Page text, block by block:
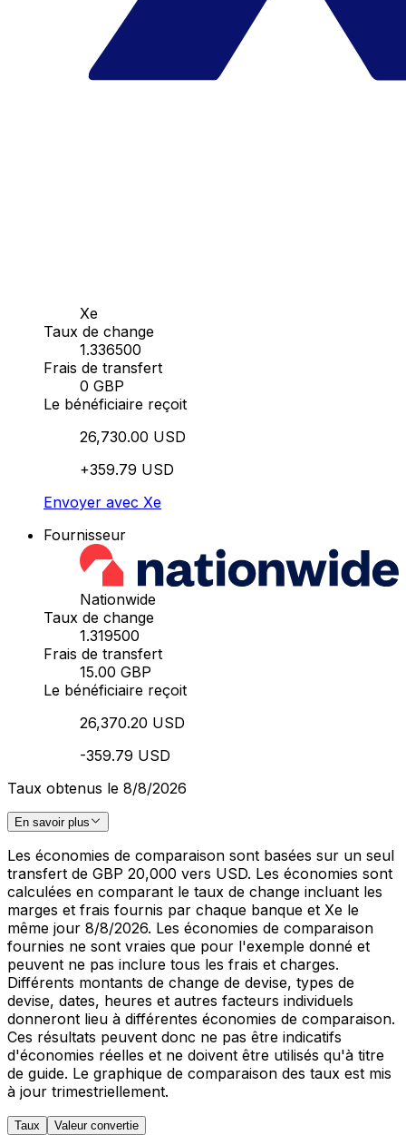
Xe
Taux de change
1.336500
Frais de transfert
0 GBP
Le bénéficiaire reçoit
26,730.00 USD
+359.79 USD
Envoyer avec Xe
Fournisseur
Nationwide
Taux de change
1.319500
Frais de transfert
15.00 GBP
Le bénéficiaire reçoit
26,370.20 USD
-359.79 USD
Taux obtenus le 8/8/2026
En savoir plus
Les économies de comparaison sont basées sur un seul
transfert de GBP 20,000 vers USD. Les économies sont
calculées en comparant le taux de change incluant les
marges et frais fournis par chaque banque et Xe le
même jour 8/8/2026. Les économies de comparaison
fournies ne sont vraies que pour l'exemple donné et
peuvent ne pas inclure tous les frais et charges.
Différents montants de change de devise, types de
devise, dates, heures et autres facteurs individuels
donneront lieu à différentes économies de comparaison.
Ces résultats peuvent donc ne pas être indicatifs
d'économies réelles et ne doivent être utilisés qu'à titre
de guide. Le graphique de comparaison des taux est mis
à jour trimestriellement.
Taux Valeur convertie